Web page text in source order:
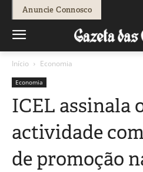
Anuncie Connosco
Início Economia
Economia
ICEL assinala
actividade
de promoção